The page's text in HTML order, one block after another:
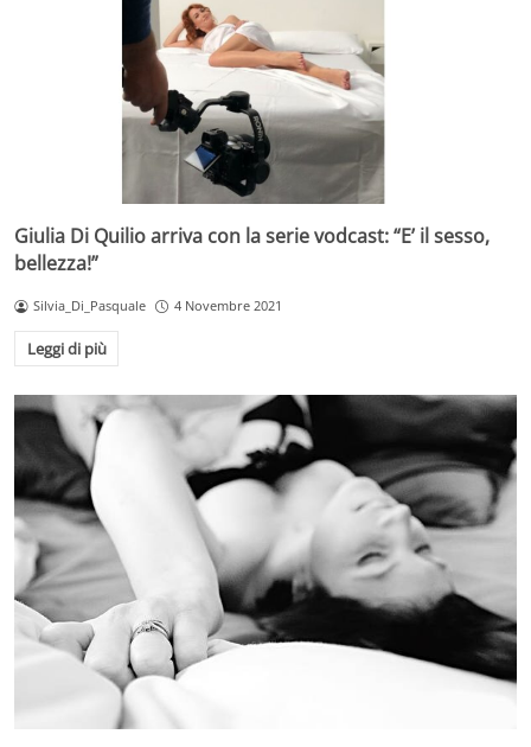
Giulia Di Quilio arriva con la serie vodcast: “E’ il sesso,
bellezza!”
Silvia_Di_Pasquale 4 Novembre 2021
Leggi di più